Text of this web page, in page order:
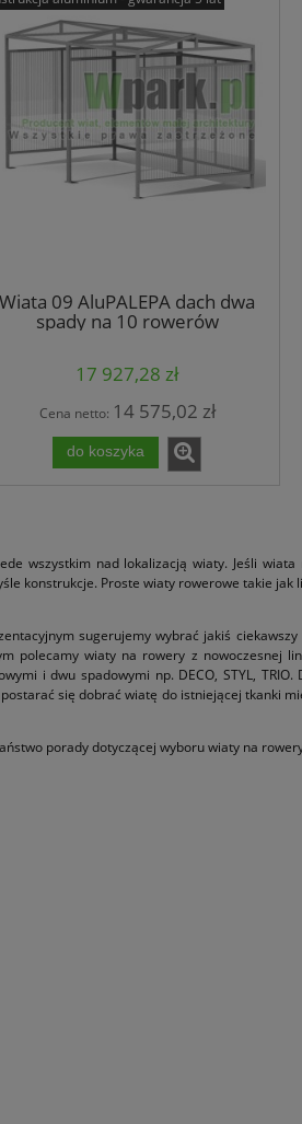
Wiata 09 AluPALEPA dach dwa
spady na 10 rowerów
17 927,28 zł
Cena netto: 14 575,02 zł
do koszyka
wszystkim nad lokalizacją wiaty. Jeśli
konstrukcje. Proste wiaty rowerowe takie jak
sugerujemy wybrać jakiś
polecamy wiaty na rowery z nowoczesnej
i dwu spadowymi np. DECO, STYL,
się dobrać wiatę do istniejącej tkanki
porady dotyczącej wyboru wiaty na